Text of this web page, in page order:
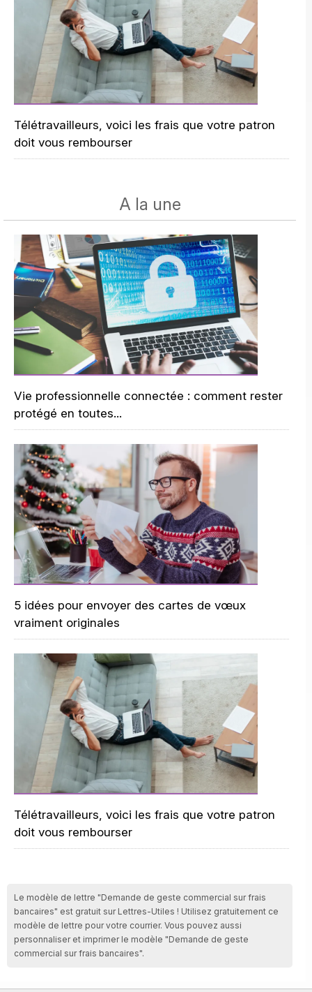
Télétravailleurs, voici les frais que votre patron
doit vous rembourser
A la une
Vie professionnelle connectée : comment rester
protégé en toutes...
5 idées pour envoyer des cartes de vœux
vraiment originales
Télétravailleurs, voici les frais que votre patron
doit vous rembourser
Le modèle de lettre "Demande de geste commercial sur frais
bancaires" est gratuit sur Lettres-Utiles ! Utilisez gratuitement ce
modèle de lettre pour votre courrier. Vous pouvez aussi
personnaliser et imprimer le modèle "Demande de geste
commercial sur frais bancaires".